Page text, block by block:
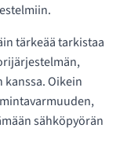
tärkeää tarkistaa
Oikein
sähköpyörän